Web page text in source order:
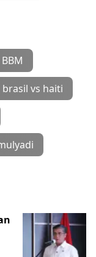
BBM
brasil vs haiti